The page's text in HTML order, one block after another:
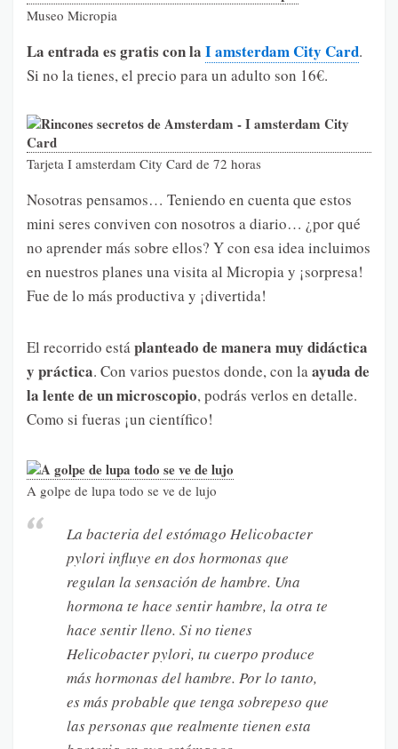
Museo Micropia
La entrada es gratis con la I amsterdam City Card.
Si no la tienes, el precio para un adulto son 16€.
Tarjeta I amsterdam City Card de 72 horas
Nosotras pensamos… Teniendo en cuenta que estos
mini seres conviven con nosotros a diario… ¿por qué
no aprender más sobre ellos? Y con esa idea incluimos
en nuestros planes una visita al Micropia y ¡sorpresa!
Fue de lo más productiva y ¡divertida!
El recorrido estáplanteado de manera muy didáctica
y práctica. Con varios puestos donde, con laayuda de
la lente de un microscopio, podrás verlos en detalle.
Como si fueras ¡un científico!
A golpe de lupa todo se ve de lujo
La bacteria del estómago Helicobacter
pylori influye en dos hormonas que
regulan la sensación de hambre. Una
hormona te hace sentir hambre, la otra te
hace sentir lleno. Si no tienes
Helicobacter pylori, tu cuerpo produce
más hormonas del hambre. Por lo tanto,
es más probable que tenga sobrepeso que
las personas que realmente tienen esta